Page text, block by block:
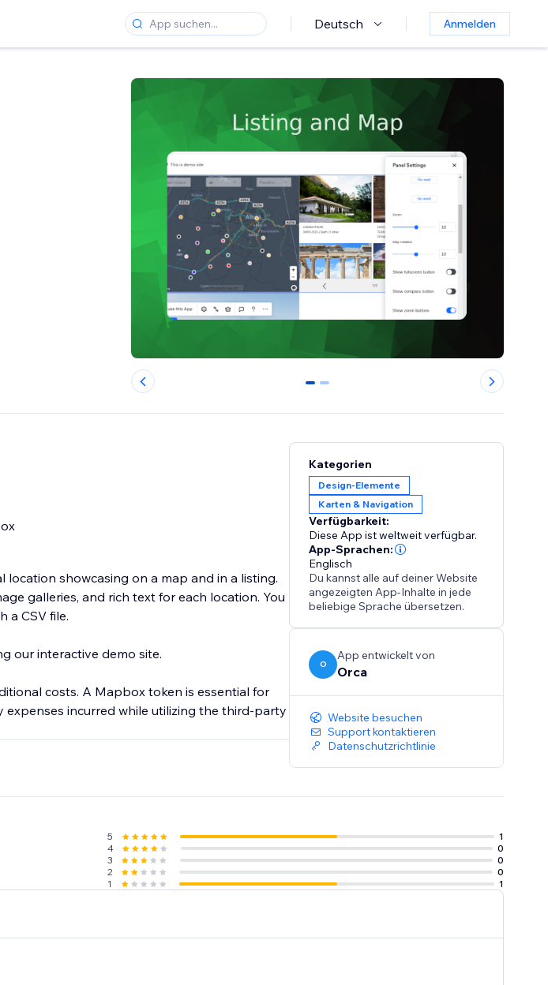
Deutsch Anmelden
0 1
showcasing on a map and in a listing.
galleries, and rich text for each location. You
a CSV file.
our interactive demo site.
is essential for
incurred while utilizing the third-party
Kategorien
Design-Elemente
Karten & Navigation
Verfügbarkeit:
Diese App ist weltweit verfügbar.
App-Sprachen:
Englisch
Du kannst alle auf deiner Website
angezeigten App-Inhalte in jede
beliebige Sprache übersetzen.
O
App entwickelt von
Orca
Website besuchen
Support kontaktieren
Datenschutzrichtlinie
5
1
4
0
3
0
2
0
1
1